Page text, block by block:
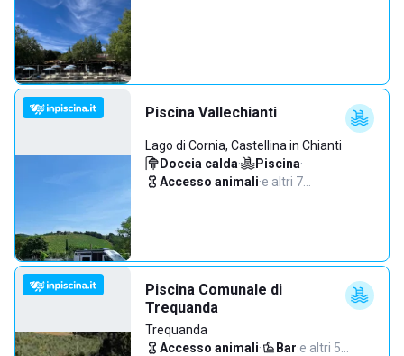
Piscina Vallechianti
Lago di Cornia, Castellina in Chianti
Doccia calda· Piscina·
Accesso animali·e altri 7…
Piscina Comunale di
Trequanda
Trequanda
Accesso animali· Bar·e altri 5…